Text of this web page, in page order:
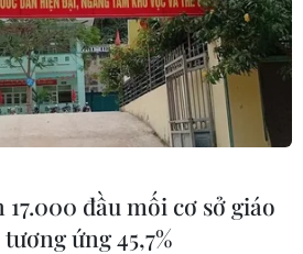
đầu mối cơ sở giáo
ứng 45,7%